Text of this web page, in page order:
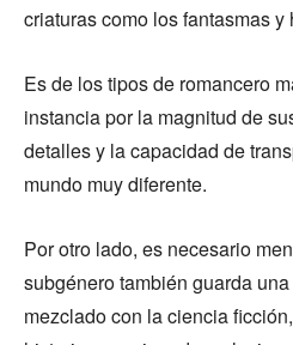
criaturas como los fantasmas y
Es de los tipos de romancero
instancia por la magnitud de
detalles y la capacidad de
mundo muy diferente.
Por otro lado, es necesario
subgénero también guarda
mezclado con la ciencia